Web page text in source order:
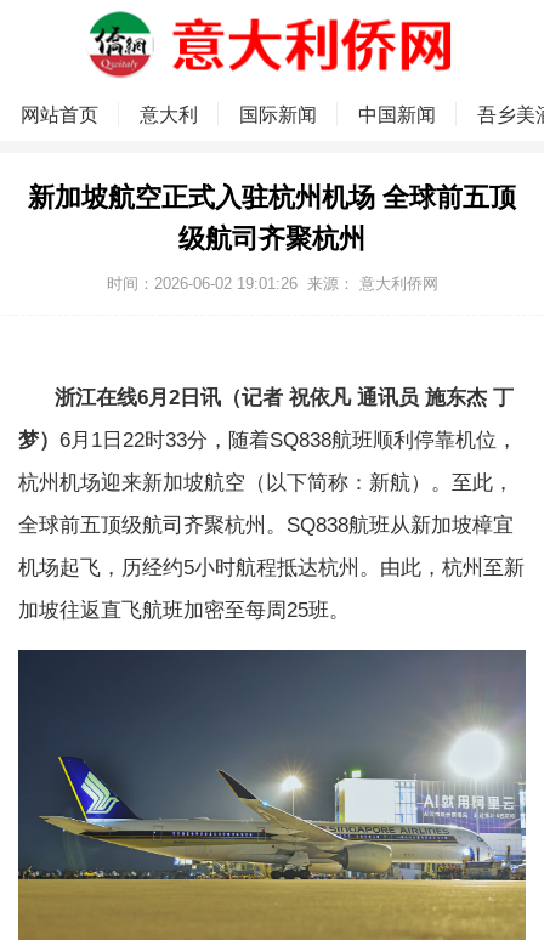
网站首页 意大利 国际新闻 中国新闻 吾乡美
新加坡航空正式入驻杭州机场 全球前五顶
级航司齐聚杭州
时间：2026-06-02 19:01:26 来源： 意大利侨网
浙江在线6月2日讯（记者 祝依凡 通讯员 施东杰 丁
梦） 6月1日22时33分，随着SQ838航班顺利停靠机位，
杭州机场迎来新加坡航空（以下简称：新航）。至此，
全球前五顶级航司齐聚杭州。SQ838航班从新加坡樟宜
机场起飞，历经约5小时航程抵达杭州。由此，杭州至新
加坡往返直飞航班加密至每周25班。